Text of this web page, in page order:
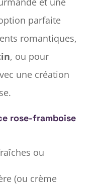
parfaite
romantiques,
, ou pour
une création
rose-framboise
ou
(ou crème